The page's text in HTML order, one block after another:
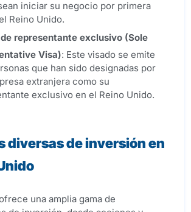
iniciar su negocio por primera
Reino Unido.
representante exclusivo (Sole
Visa): Este visado se emite
que han sido designadas por
extranjera como su
exclusivo en el Reino Unido.
diversas de inversión en
una amplia gama de